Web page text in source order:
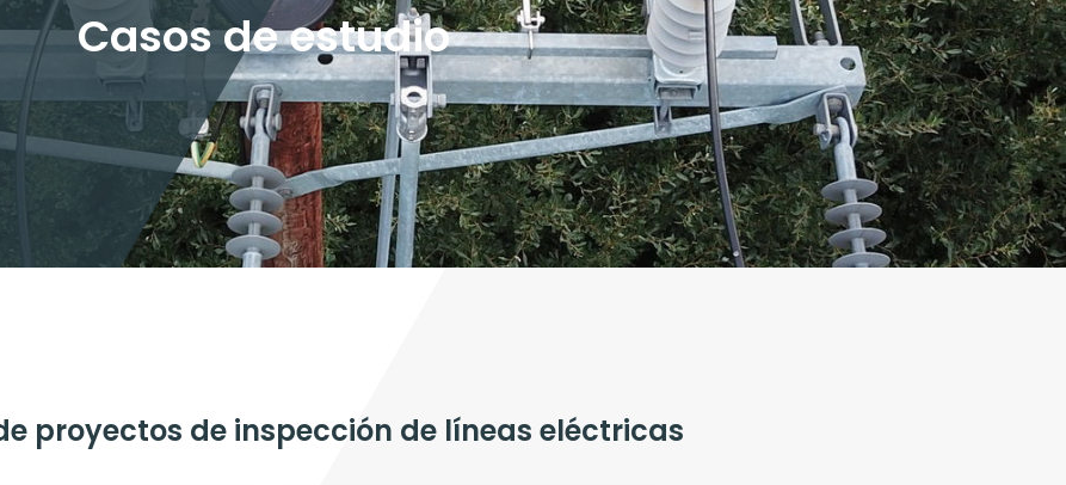
Casos de estudio
proyectos de inspección de líneas eléctricas